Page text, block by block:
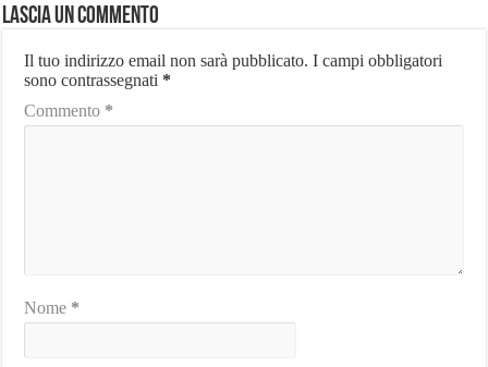
Lascia un commento
Il tuo indirizzo email non sarà pubblicato. I campi obbligatori
sono contrassegnati *
Commento *
Nome *